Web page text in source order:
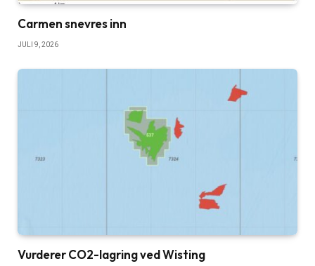
Carmen snevres inn
JULI 9, 2026
Vurderer CO2-lagring ved Wisting